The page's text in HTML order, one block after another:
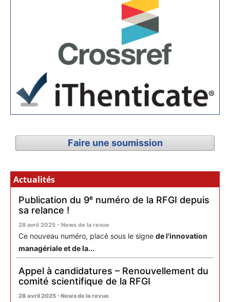
Faire une soumission
Actualités
Publication du 9ᵉ numéro de la RFGI depuis
sa relance !
28 avril 2025 - News de la revue
Ce nouveau numéro, placé sous le signe de l'innovation
managériale et de la...
Appel à candidatures – Renouvellement du
comité scientifique de la RFGI
28 avril 2025 - News de la revue